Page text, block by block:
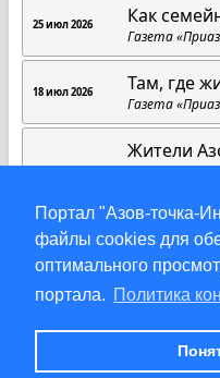
Портал "Азов-точка-
файлы cookies для
оптимального
портала. Политика
25 июл 2026 Как
Газета
18 июл 2026 Там, где
Газета
Жители
мусора